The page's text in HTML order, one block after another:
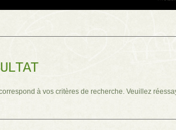
à vos critères de recherche. Veuillez